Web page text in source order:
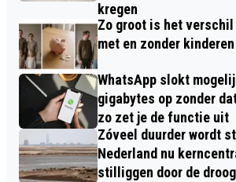
kregen
Zo groot is het verschil
met en zonder kinderen
WhatsApp slokt
gigabytes op zonder
zo zet je de functie uit
Zóveel duurder wordt
Nederland nu
stilliggen door de